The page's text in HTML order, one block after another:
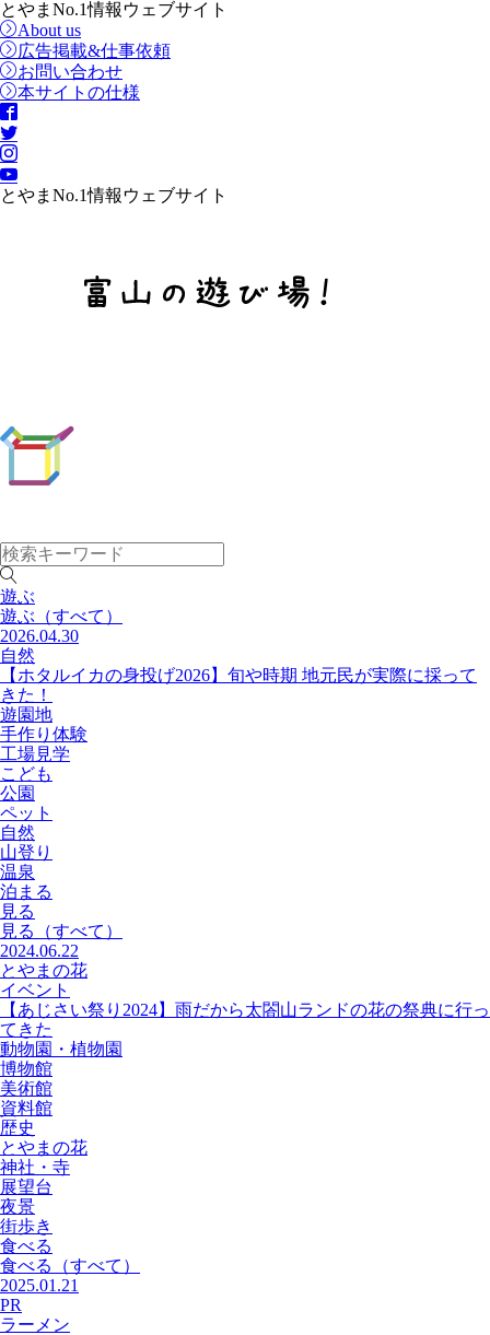
とやまNo.1情報ウェブサイト
About us
広告掲載&仕事依頼
お問い合わせ
本サイトの仕様
とやまNo.1情報ウェブサイト
遊ぶ
遊ぶ （すべて）
2026.04.30
自然
【ホタルイカの身投げ2026】旬や時期 地元民が実際に採って
きた！
遊園地
手作り体験
工場見学
こども
公園
ペット
自然
山登り
温泉
泊まる
見る
見る
（すべて）
2024.06.22
とやまの花
イベント
【あじさい祭り2024】雨だから太閤山ランドの花の祭典に行っ
てきた
動物園・植物園
博物館
美術館
資料館
歴史
とやまの花
神社・寺
展望台
夜景
街歩き
食べる
食べる
（すべて）
2025.01.21
PR
ラーメン